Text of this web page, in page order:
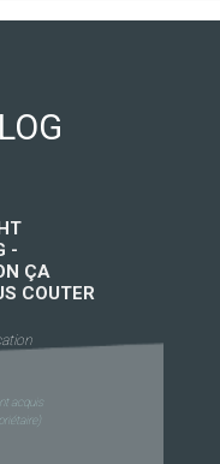
-
ÇA
COUTER
acquis